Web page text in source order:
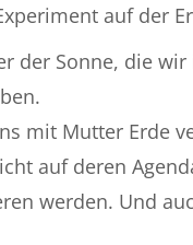
auf der
der Sonne, die
mit Mutter Erde
auf deren
werden. Und